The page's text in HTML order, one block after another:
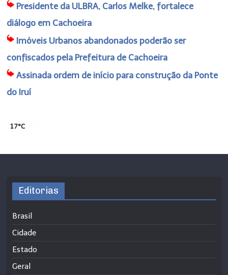
Presidente da ULBRA, Carlos Melke, fortalece
diálogo em Cachoeira
Imóveis Urbanos abandonados poderão ser
confiscados pela Prefeitura de Cachoeira
Assinada ordem de início para construção da Ponte
do Iruí
17°C
Editorias
Brasil
Cidade
Estado
Geral